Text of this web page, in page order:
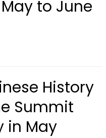
to June
History
Summit
in May